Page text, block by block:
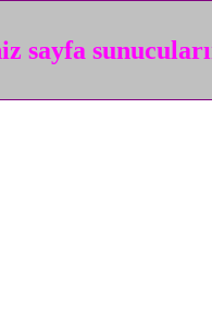
sayfa